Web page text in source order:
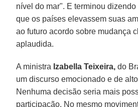
nível do mar". E terminou
que os países elevassem suas
ao futuro acordo sobre mudança
aplaudida.
A ministra Izabella Teixeira, do
um discurso emocionado e de
Nenhuma decisão seria mais
participação. No mesmo